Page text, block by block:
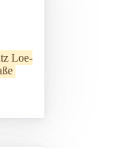
Loe-